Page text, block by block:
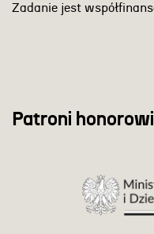
Zadanie jest
Patroni